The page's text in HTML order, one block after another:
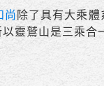
尚除了具有大乘
靈鷲山是三乘合